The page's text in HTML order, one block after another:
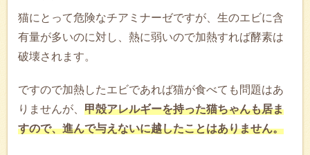
猫にとって危険なチアミナーゼですが、生のエビに含
有量が多いのに対し、熱に弱いので加熱すれば酵素は
破壊されます。
ですので加熱したエビであれば猫が食べても問題はあ
りませんが、 甲殻アレルギーを持った猫ちゃんも居ま
すので、進んで与えないに越したことはありません。